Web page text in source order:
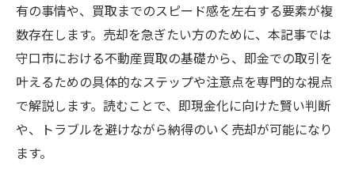
有の事情や、買取までのスピード感を左右する要素が複
数存在します。売却を急ぎたい方のために、本記事では
守口市における不動産買取の基礎から、即金での取引を
叶えるための具体的なステップや注意点を専門的な視点
で解説します。読むことで、即現金化に向けた賢い判断
や、トラブルを避けながら納得のいく売却が可能になり
ます。